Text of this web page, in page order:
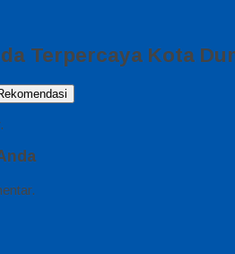
Terpercaya Kota